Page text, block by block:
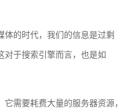
体的时代，我们的信息是过剩
对于搜索引擎而言，也是如
需要耗费大量的服务器资源，